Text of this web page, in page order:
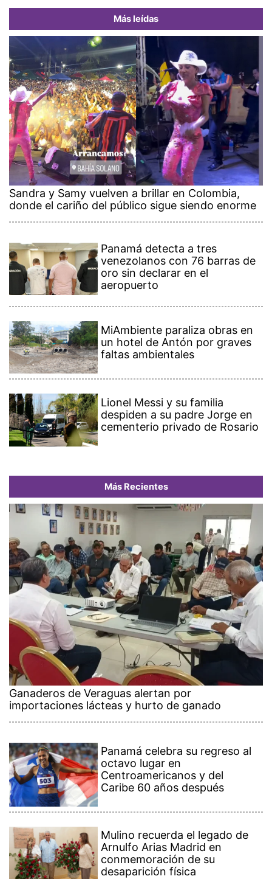
Más leídas
Sandra y Samy vuelven a brillar en Colombia,
donde el cariño del público sigue siendo enorme
Panamá detecta a tres
venezolanos con 76 barras de
oro sin declarar en el
aeropuerto
MiAmbiente paraliza obras en
un hotel de Antón por graves
faltas ambientales
Lionel Messi y su familia
despiden a su padre Jorge en
cementerio privado de Rosario
Más Recientes
Ganaderos de Veraguas alertan por
importaciones lácteas y hurto de ganado
Panamá celebra su regreso al
octavo lugar en
Centroamericanos y del
Caribe 60 años después
Mulino recuerda el legado de
Arnulfo Arias Madrid en
conmemoración de su
desaparición física